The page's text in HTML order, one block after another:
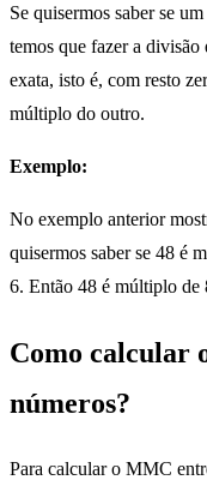
Se quisermos saber se
temos que fazer a
exata, isto é, com resto
múltiplo do outro.
Exemplo:
No exemplo anterior
quisermos saber se 48 é
6. Então 48 é múltiplo de
Como calcular
números?
Para calcular o MMC